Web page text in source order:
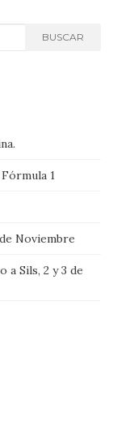
BUSCAR
1
Noviembre
a Sils, 2 y 3 de